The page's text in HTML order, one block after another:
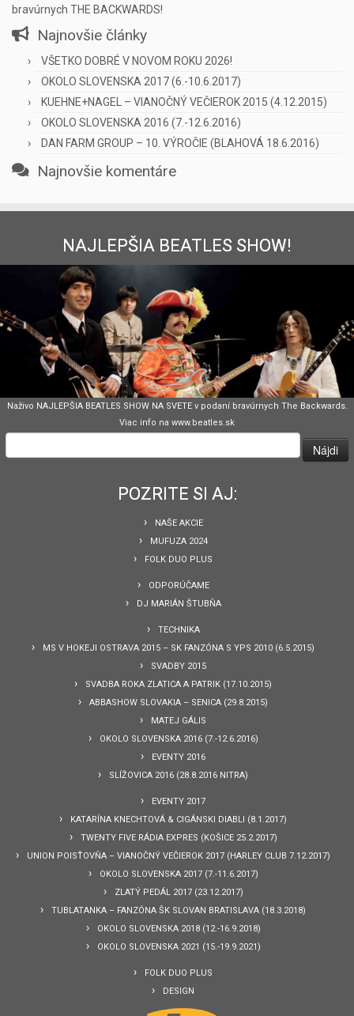
bravúrnych THE BACKWARDS!
Najnovšie články
VŠETKO DOBRÉ V NOVOM ROKU 2026!
OKOLO SLOVENSKA 2017 (6.-10.6.2017)
KUEHNE+NAGEL – VIANOČNÝ VEČIEROK 2015 (4.12.2015)
OKOLO SLOVENSKA 2016 (7.-12.6.2016)
DAN FARM GROUP – 10. VÝROČIE (BLAHOVÁ 18.6.2016)
Najnovšie komentáre
NAJLEPŠIA BEATLES SHOW!
Naživo NAJLEPŠIA BEATLES SHOW NA SVETE v podaní bravúrnych The Backwards.
Viac info na www.beatles.sk
POZRITE SI AJ:
NAŠE AKCIE
MUFUZA 2024
FOLK DUO PLUS
ODPORÚČAME
DJ MARIÁN ŠTUBŇA
TECHNIKA
MS V HOKEJI OSTRAVA 2015 – SK FANZÓNA S YPS 2010 (6.5.2015)
SVADBY 2015
SVADBA ROKA ZLATICA A PATRIK (17.10.2015)
ABBASHOW SLOVAKIA – SENICA (29.8.2015)
MATEJ GÁLIS
OKOLO SLOVENSKA 2016 (7.-12.6.2016)
EVENTY 2016
SLÍŽOVICA 2016 (28.8.2016 NITRA)
EVENTY 2017
KATARÍNA KNECHTOVÁ & CIGÁNSKI DIABLI (8.1.2017)
TWENTY FIVE RÁDIA EXPRES (KOŠICE 25.2.2017)
UNION POISŤOVŇA – VIANOČNÝ VEČIEROK 2017 (HARLEY CLUB 7.12.2017)
OKOLO SLOVENSKA 2017 (7.-11.6.2017)
ZLATÝ PEDÁL 2017 (23.12.2017)
TUBLATANKA – FANZÓNA ŠK SLOVAN BRATISLAVA (18.3.2018)
OKOLO SLOVENSKA 2018 (12.-16.9.2018)
OKOLO SLOVENSKA 2021 (15.-19.9.2021)
FOLK DUO PLUS
DESIGN